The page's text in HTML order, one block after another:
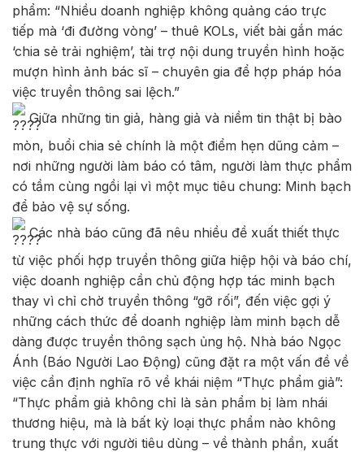
phẩm: “Nhiều doanh nghiệp không quảng cáo trực
tiếp mà ‘đi đường vòng’ – thuê KOLs, viết bài gắn mác
‘chia sẻ trải nghiệm’, tài trợ nội dung truyền hình hoặc
mượn hình ảnh bác sĩ – chuyên gia để hợp pháp hóa
việc truyền thông sai lệch.”
Giữa những tin giả, hàng giả và niềm tin thật bị bào
mòn, buổi chia sẻ chính là một điểm hẹn dũng cảm –
nơi những người làm báo có tâm, người làm thực phẩm
có tầm cùng ngồi lại vì một mục tiêu chung: Minh bạch
để bảo vệ sự sống.
Các nhà báo cũng đã nêu nhiều đề xuất thiết thực
từ việc phối hợp truyền thông giữa hiệp hội và báo chí,
việc doanh nghiệp cần chủ động hợp tác minh bạch
thay vì chỉ chờ truyền thông “gỡ rối”, đến việc gợi ý
những cách thức để doanh nghiệp làm minh bạch dễ
dàng được truyền thông sạch ủng hộ. Nhà báo Ngọc
Ánh (Báo Người Lao Động) cũng đặt ra một vấn đề về
việc cần định nghĩa rõ về khái niệm “Thực phẩm giả”:
“Thực phẩm giả không chỉ là sản phẩm bị làm nhái
thương hiệu, mà là bất kỳ loại thực phẩm nào không
trung thực với người tiêu dùng – về thành phần, xuất